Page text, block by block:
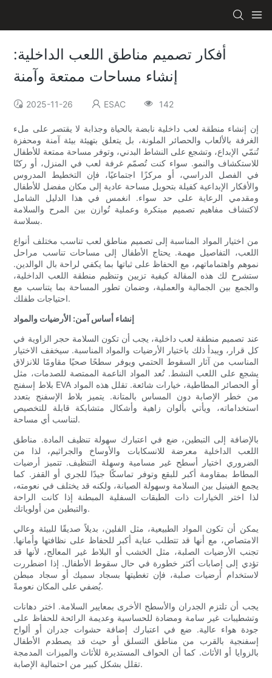
أفكار تصميم مناطق اللعب الداخلية:
إنشاء مساحات ممتعة وآمنة
2025-11-26 ESAC 142
إن إنشاء منطقة لعب داخلية نابضة بالحياة وجذابة لا يقتصر على ملء
الغرفة بالألعاب والحصائر الملونة، بل يتعلق بتهيئة بيئة آمنة ومحفزة
تُنمّي الإبداع، وتشجع على النشاط البدني، وتوفر مساحة ممتعة للأطفال
للاستكشاف والنمو. سواء كنت تُصمّم غرفة لعب في المنزل، أو ركنًا
في الفصل الدراسي، أو مركزًا اجتماعيًا، فإن التخطيط المدروس
والأفكار الإبداعية كفيلة بتحويل مساحة عادية إلى مكان مفضل للأطفال
ومقدمي الرعاية على حد سواء. انغمس في هذا الدليل الشامل
لاكتشاف مفاهيم تصميم مبتكرة وعملية تُوازن بين المرح والسلامة
بسلاسة.
من اختيار المواد المناسبة إلى تصميم مناطق لعب تناسب مختلف أنواع
اللعب، التفاصيل مهمة. يحتاج الأطفال إلى مساحات تناسب مراحل
نموهم واهتماماتهم، مع الحفاظ على ثباتها بما يكفي لراحة بال الوالدين.
ستشرح لك هذه المقالة كيفية تزيين وتنظيم منطقة اللعب الداخلية،
والجمع بين الجمالية والعملية، وضمان تطور المساحة بما يتناسب مع
احتياجات طفلك.
إنشاء أساس آمن: الأرضيات والمواد
عند تصميم منطقة لعب داخلية، يجب أن تكون السلامة حجر الزاوية في
كل قرار، ويبدأ ذلك باختيار الأرضيات والمواد المناسبة. سيخفف الاختيار
المناسب من آثار السقوط الحتمي ويوفر سطحًا صحيًا مقاومًا للانزلاق
يشجع على اللعب النشط. تُعد المواد الناعمة الممتصة للصدمات، مثل
بلاط إسفنج EVA أو الحصائر المطاطية، خيارات شائعة. تقلل هذه المواد
من خطر الإصابة دون المساس بالمتانة. يتميز بلاط الإسفنج بتعدد
استخداماته، ويأتي بألوان زاهية وأشكال متشابكة قابلة للتخصيص
لتناسب أي مساحة.
بالإضافة إلى التبطين، ضع في اعتبارك سهولة تنظيف المادة. مناطق
اللعب الداخلية معرضة للانسكابات والأوساخ والجراثيم، لذا من
الضروري اختيار أسطح غير مسامية وسهلة التنظيف. تتميز أرضيات
المطاط بمقاومة أكبر للبقع وتوفر تماسكًا جيدًا للجري أو القفز. كما
يجمع الفينيل بين السلامة وسهولة الصيانة، ولكنه قد يختلف في نعومته،
لذا اختر الخيارات ذات الطبقات السفلية المبطنة إذا كانت الراحة
والتبطين من أولوياتك.
يمكن أن تكون المواد الطبيعية، مثل الفلين، بديلاً صديقًا للبيئة وعالي
الامتصاص، مع أنها قد تتطلب عناية أكبر للحفاظ على نظافتها وأمانها.
تجنب الأرضيات الصلبة، مثل الخشب أو البلاط غير المعالج، لأنها قد
تؤدي إلى إصابات أكثر خطورة في حال سقوط الأطفال. إذا اضطررت
لاستخدام أرضيات صلبة، فإن تغطيتها بسجاد سميك أو سجاد مبطن
يُضفي على المكان نعومةً.
يجب أن تلتزم الجدران والأسطح الأخرى بمعايير السلامة. اختر دهانات
وتشطيبات غير سامة ومضادة للحساسية وعديمة الرائحة للحفاظ على
جودة هواء عالية. ضع في اعتبارك إضافة حشوات جدران أو ألواح
إسفنجية بالقرب من مناطق التسلق أو حيث قد يصطدم الأطفال
بالزوايا أو الأثاث. كما أن الحواف المستديرة للأثاث والميزات المدمجة
تقلل بشكل كبير من احتمالية الإصابة.